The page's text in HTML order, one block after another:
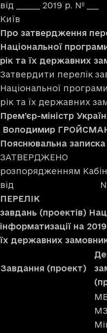
від ______ 2019 р. № ___
Київ
Про затвердження
Національної
рік та їх державних
Затвердити перелік
Національної
рік та їх державних
Прем’єр-
Володимир
Пояснювальна
ЗАТВЕРДЖЕНО
розпорядженням
від
ПЕРЕЛІК
завдань (проектів)
інформатизації на 2019
їх державних
Завдання (проект)